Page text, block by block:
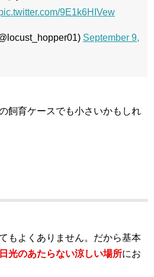
9E1k6HIVew
September 9,
飼育ケースでも小さいかもしれ
もよくありません。だから基本
光のあたらない涼しい場所にお